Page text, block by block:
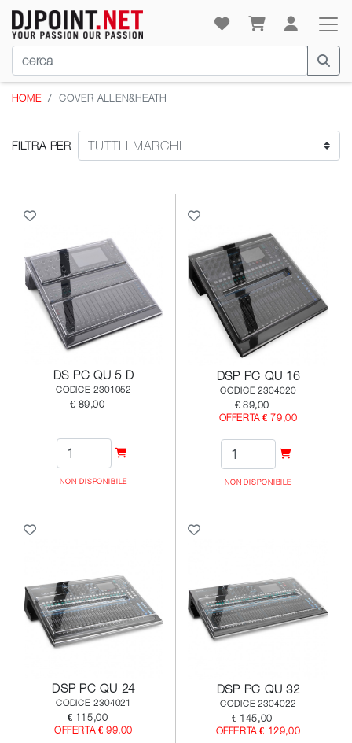
HOME COVER ALLEN&HEATH
FILTRA PER
DS PC QU 5 D
CODICE 2301052
€ 89,00
NON DISPONIBILE
DSP PC QU 16
CODICE 2304020
€ 89,00
OFFERTA € 79,00
NON DISPONIBILE
DSP PC QU 24
CODICE 2304021
€ 115,00
OFFERTA € 99,00
DSP PC QU 32
CODICE 2304022
€ 145,00
OFFERTA € 129,00